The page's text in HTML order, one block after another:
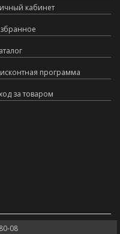
кабинет
программа
за товаром
08